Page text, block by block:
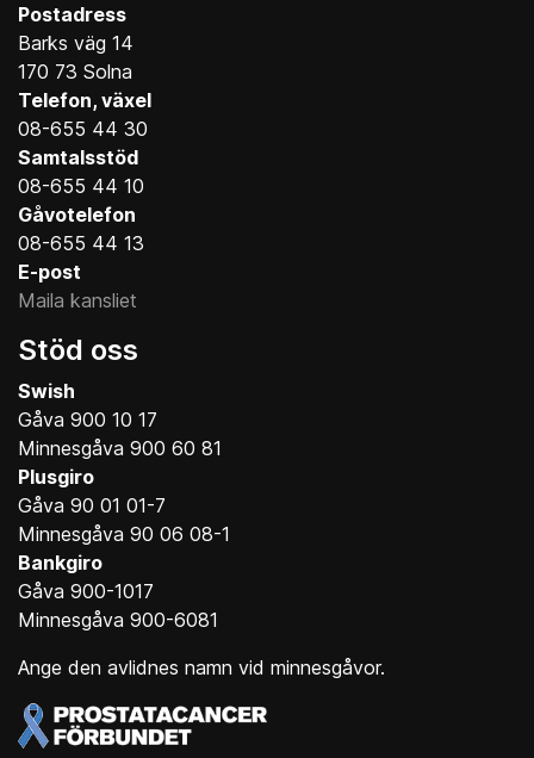
Postadress
Barks väg 14
170 73 Solna
Telefon, växel
08-655 44 30
Samtalsstöd
08-655 44 10
Gåvotelefon
08-655 44 13
E-post
Maila kansliet
Stöd oss
Swish
Gåva 900 10 17
Minnesgåva 900 60 81
Plusgiro
Gåva 90 01 01-7
Minnesgåva 90 06 08-1
Bankgiro
Gåva 900-1017
Minnesgåva 900-6081
Ange den avlidnes namn vid minnesgåvor.